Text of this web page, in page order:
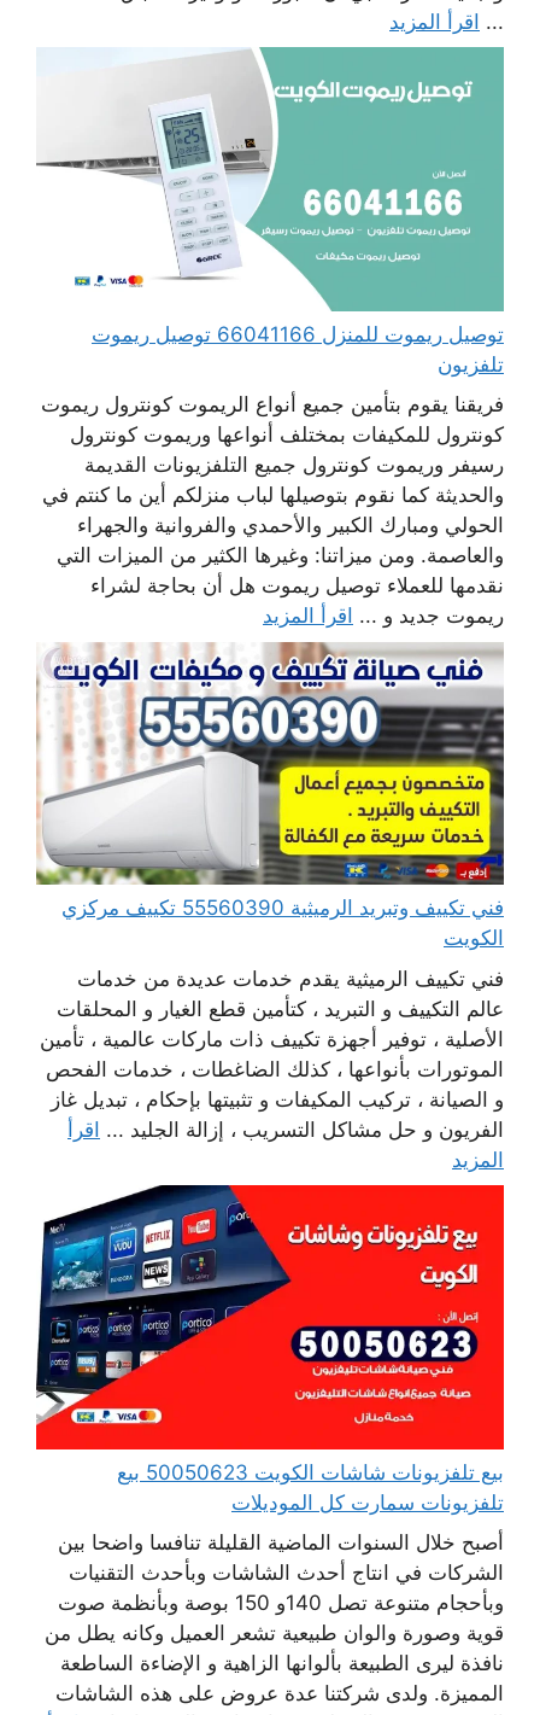
... اقرأ المزيد
توصيل ريموت للمنزل 66041166 توصيل ريموت
تلفزيون
فريقنا يقوم بتأمين جميع أنواع الريموت كونترول ريموت
كونترول للمكيفات بمختلف أنواعها وريموت كونترول
رسيفر وريموت كونترول جميع التلفزيونات القديمة
والحديثة كما نقوم بتوصيلها لباب منزلكم أين ما كنتم في
الحولي ومبارك الكبير والأحمدي والفروانية والجهراء
والعاصمة. ومن ميزاتنا: وغيرها الكثير من الميزات التي
نقدمها للعملاء توصيل ريموت هل أن بحاجة لشراء
ريموت جديد و ... اقرأ المزيد
فني تكييف وتبريد الرميثية 55560390 تكييف مركزي
الكويت
فني تكييف الرميثية يقدم خدمات عديدة من خدمات
عالم التكييف و التبريد ، كتأمين قطع الغيار و المحلقات
الأصلية ، توفير أجهزة تكييف ذات ماركات عالمية ، تأمين
الموتورات بأنواعها ، كذلك الضاغطات ، خدمات الفحص
و الصيانة ، تركيب المكيفات و تثبيتها بإحكام ، تبديل غاز
الفريون و حل مشاكل التسريب ، إزالة الجليد ... اقرأ
المزيد
بيع تلفزيونات شاشات الكويت 50050623 بيع
تلفزيونات سمارت كل الموديلات
أصبح خلال السنوات الماضية القليلة تنافسا واضحا بين
الشركات في انتاج أحدث الشاشات وبأحدث التقنيات
وبأحجام متنوعة تصل 140و 150 بوصة وبأنظمة صوت
قوية وصورة والوان طبيعية تشعر العميل وكانه يطل من
نافذة ليرى الطبيعة بألوانها الزاهية و الإضاءة الساطعة
المميزة. ولدى شركتنا عدة عروض على هذه الشاشات